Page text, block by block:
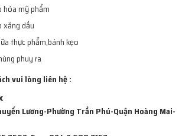
hóa mỹ phẩm
xăng dầu
thực phẩm,bánh kẹo
phuy ra
vui lòng liên hệ :
Lương-Phường Trần Phú-Quận Hoàng Mai-